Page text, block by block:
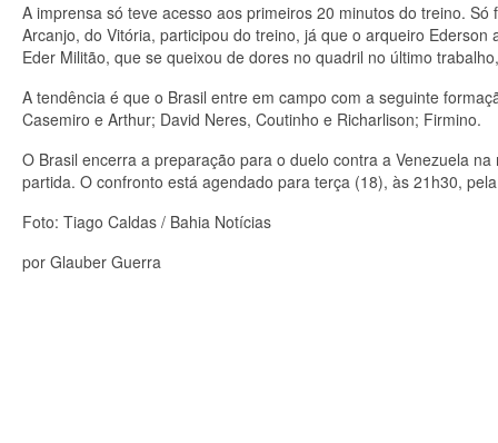
A imprensa só teve acesso aos primeiros 20 minutos do treino.
Arcanjo, do Vitória, participou do treino, já que o arqueiro
Eder Militão, que se queixou de dores no quadril no último
A tendência é que o Brasil entre em campo com a seguinte
Casemiro e Arthur; David Neres, Coutinho e Richarlison; Firmino.
O Brasil encerra a preparação para o duelo contra a Venezuela
partida. O confronto está agendado para terça (18), às 21h30,
Foto: Tiago Caldas / Bahia Notícias
por Glauber Guerra